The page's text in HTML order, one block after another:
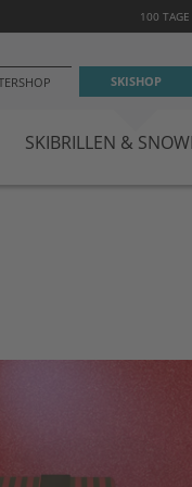
100 TAGE
SKISHOP
SKIBRILLEN &